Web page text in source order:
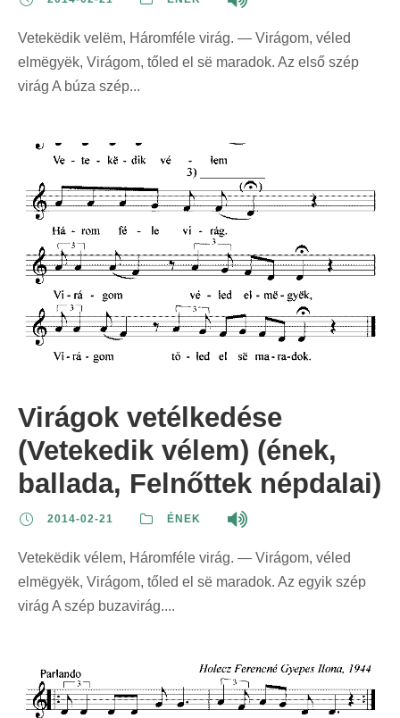
Vetekëdik velëm, Háromféle virág. — Virágom, véled
elmëgyëk, Virágom, tőled el së maradok. Az első szép
virág A búza szép...
Virágok vetélkedése
(Vetekedik vélem) (ének,
ballada, Felnőttek népdalai)
2014-02-21 ÉNEK
Vetekëdik vélem, Háromféle virág. — Virágom, véled
elmëgyëk, Virágom, tőled el së maradok. Az egyik szép
virág A szép buzavirág....